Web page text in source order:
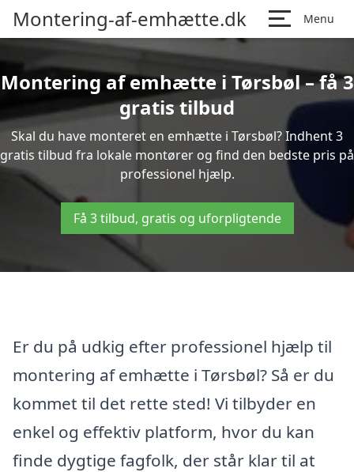
Montering-af-emhætte.dk Menu
Montering af emhætte i Tørsbøl – få 3
gratis tilbud
Skal du have monteret en emhætte i Tørsbøl? Indhent 3
gratis tilbud fra lokale montører og find den bedste pris på
professionel hjælp.
Få 3 tilbud, gratis og uforpligtende
Er du på udkig efter professionel hjælp til
montering af emhætte i Tørsbøl? Så er du
kommet til det rette sted! Vi tilbyder en
enkel og effektiv platform, hvor du kan
finde dygtige fagfolk, der står klar til at